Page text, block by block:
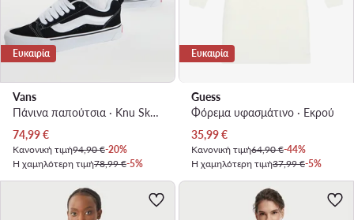
Ευκαιρία
Vans
Πάνινα παπούτσια · Knu Skool · Μαύρο
Τρέχουσα τιμή
74,99€
Κανονική τιμή94,90 €-20%
Η χαμηλότερη τιμή78,99 €-5%
Ευκαιρία
Guess
Φόρεμα υφασμάτινο · Εκρού
Τρέχουσα τιμή
35,99€
Κανονική τιμή64,90 €-44%
Η χαμηλότερη τιμή37,99 €-5%